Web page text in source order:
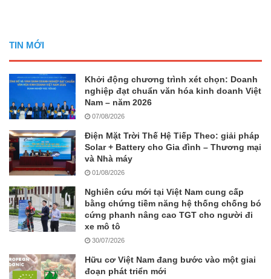
TIN MỚI
Khởi động chương trình xét chọn: Doanh
nghiệp đạt chuẩn văn hóa kinh doanh Việt
Nam – năm 2026
07/08/2026
Điện Mặt Trời Thế Hệ Tiếp Theo: giải pháp
Solar + Battery cho Gia đình – Thương mại
và Nhà máy
01/08/2026
Nghiên cứu mới tại Việt Nam cung cấp
bằng chứng tiềm năng hệ thống chống bó
cứng phanh nâng cao TGT cho người đi
xe mô tô
30/07/2026
Hữu cơ Việt Nam đang bước vào một giai
đoạn phát triển mới